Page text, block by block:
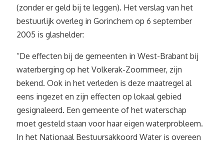
(zonder er geld bij te leggen). Het verslag van het
bestuurlijk overleg in Gorinchem op 6 september
2005 is glashelder:
“De effecten bij de gemeenten in West-Brabant bij
waterberging op het Volkerak-Zoommeer, zijn
bekend. Ook in het verleden is deze maatregel al
eens ingezet en zijn effecten op lokaal gebied
gesignaleerd. Een gemeente of het waterschap
moet gesteld staan voor haar eigen waterprobleem.
In het Nationaal Bestuursakkoord Water is overeen